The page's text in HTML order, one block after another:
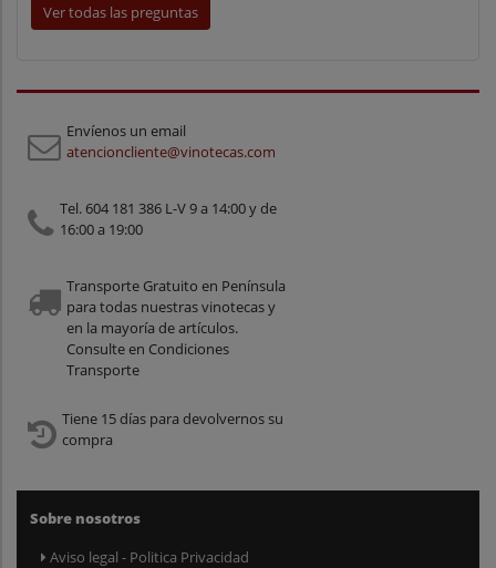
Ver todas las preguntas
Envíenos un email
atencioncliente@vinotecas.com
Tel. 604 181 386 L-V 9 a 14:00 y de
16:00 a 19:00
Transporte Gratuito en Península
para todas nuestras vinotecas y
en la mayoría de artículos.
Consulte en Condiciones
Transporte
Tiene 15 días para devolvernos su
compra
Sobre nosotros
Aviso legal - Politica Privacidad